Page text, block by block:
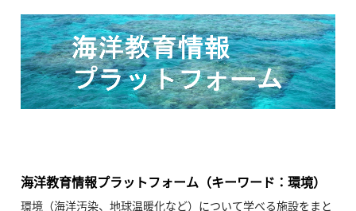
海洋教育情報プラットフォーム（キーワード：環境）
環境（海洋汚染、地球温暖化など）について学べる施設をまと